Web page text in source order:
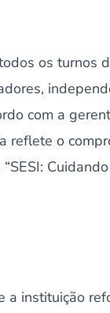
os turnos
com a
reflete o
a instituição